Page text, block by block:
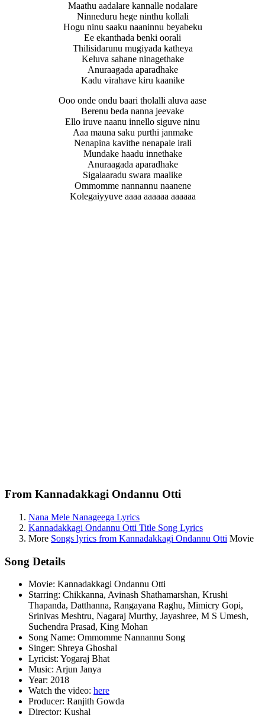
Maathu aadalare kannalle nodalare
Ninneduru hege ninthu kollali
Hogu ninu saaku naaninnu beyabeku
Ee ekanthada benki oorali
Thilisidarunu mugiyada katheya
Keluva sahane ninagethake
Anuraagada aparadhake
Kadu virahave kiru kaanike
Ooo onde ondu baari tholalli aluva aase
Berenu beda nanna jeevake
Ello iruve naanu innello siguve ninu
Aaa mauna saku purthi janmake
Nenapina kavithe nenapale irali
Mundake haadu innethake
Anuraagada aparadhake
Sigalaaradu swara maalike
Ommomme nannannu naanene
Kolegaiyyuve aaaa aaaaaa aaaaaa
From Kannadakkagi Ondannu Otti
Nana Mele Nanageega Lyrics
Kannadakkagi Ondannu Otti Title Song Lyrics
More Songs lyrics from Kannadakkagi Ondannu Otti Movie
Song Details
Movie: Kannadakkagi Ondannu Otti
Starring: Chikkanna, Avinash Shathamarshan, Krushi
Thapanda, Datthanna, Rangayana Raghu, Mimicry Gopi,
Srinivas Meshtru, Nagaraj Murthy, Jayashree, M S Umesh,
Suchendra Prasad, King Mohan
Song Name: Ommomme Nannannu Song
Singer: Shreya Ghoshal
Lyricist: Yogaraj Bhat
Music: Arjun Janya
Year: 2018
Watch the video: here
Producer: Ranjith Gowda
Director: Kushal